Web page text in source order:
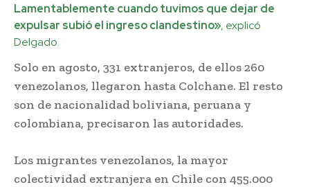
Lamentablemente cuando tuvimos que dejar de
expulsar subió el ingreso clandestino», explicó
Delgado.
Solo en agosto, 331 extranjeros, de ellos 260
venezolanos, llegaron hasta Colchane. El resto
son de nacionalidad boliviana, peruana y
colombiana, precisaron las autoridades.
Los migrantes venezolanos, la mayor
colectividad extranjera en Chile con 455.000